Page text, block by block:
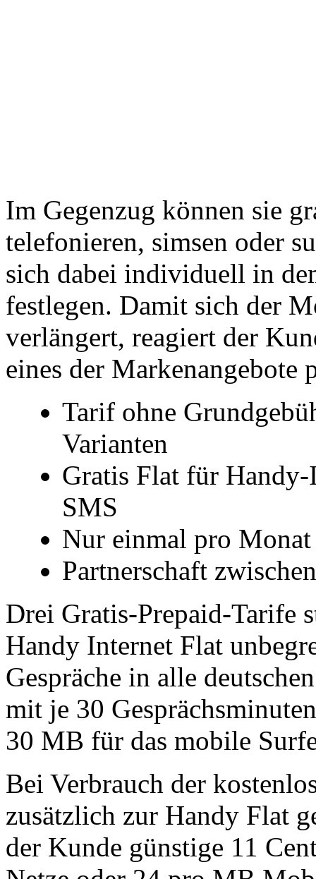
Im Gegenzug können sie
telefonieren, simsen oder
sich dabei individuell in
festlegen. Damit sich der
verlängert, reagiert der
eines der
Tarif ohne
Varianten
Gratis Flat für
SMS
Nur einmal pro
Partnerschaft
Drei Gratis-Prepaid-Tarife
Handy Internet Flat
Gespräche in alle
mit je 30
30 MB für das mobile
Bei Verbrauch der
zusätzlich zur Handy Flat
der Kunde günstige 11